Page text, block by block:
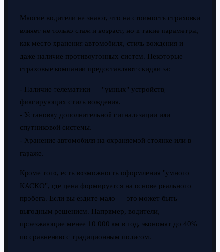
Многие водители не знают, что на стоимость страховки
влияет не только стаж и возраст, но и такие параметры,
как место хранения автомобиля, стиль вождения и
даже наличие противоугонных систем. Некоторые
страховые компании предоставляют скидки за:
- Наличие телематики — "умных" устройств,
фиксирующих стиль вождения.
- Установку дополнительной сигнализации или
спутниковой системы.
- Хранение автомобиля на охраняемой стоянке или в
гараже.
Кроме того, есть возможность оформления "умного
КАСКО", где цена формируется на основе реального
пробега. Если вы ездите мало — это может быть
выгодным решением. Например, водители,
проезжающие менее 10 000 км в год, экономят до 40%
по сравнению с традиционным полисом.